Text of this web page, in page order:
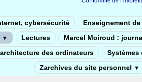
cybersécurité Enseignement
▼ Lectures Marcel Moiroud :
des ordinateurs Systèmes
Zarchives du site personnel ▼